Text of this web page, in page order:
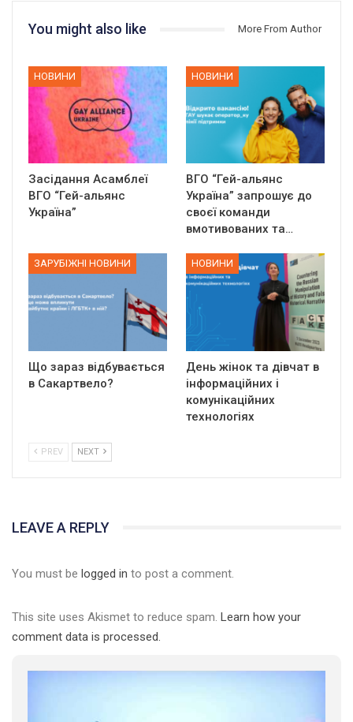
You might also like More From Author
НОВИНИ
Засідання Асамблеї
ВГО “Гей-альянс
Україна”
НОВИНИ
ВГО “Гей-альянс
Україна” запрошує до
своєї команди
вмотивованих та…
ЗАРУБІЖНІ НОВИНИ
Що зараз відбувається
в Сакартвело?
НОВИНИ
День жінок та дівчат в
інформаційних і
комунікаційних
технологіях
PREV NEXT
LEAVE A REPLY
You must be logged in to post a comment.
This site uses Akismet to reduce spam. Learn how your
comment data is processed.